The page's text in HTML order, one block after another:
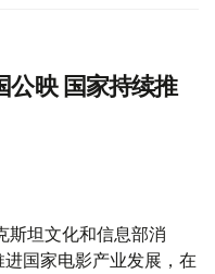
公映 国家持续推
斯坦文化和信息部消
国家电影产业发展，在